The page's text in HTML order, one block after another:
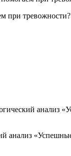
при тревожности?
анализ